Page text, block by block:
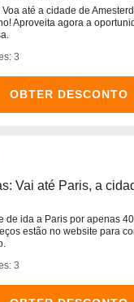
até a cidade de
Aproveita agora a
3
OBTER DESCONTO
Vai até Paris, a
de ida a Paris por apenas
estão no website para
3